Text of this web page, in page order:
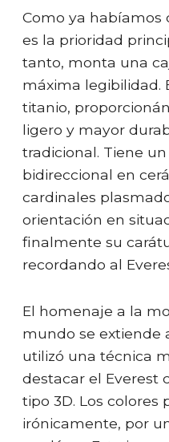
Como ya habíamos
es la prioridad
tanto, monta una
máxima legibilidad.
titanio,
ligero y mayor
tradicional. Tiene
bidireccional en
cardinales
orientación en
finalmente su
recordando al
El homenaje a la
mundo se extiende
utilizó una técnica
destacar el Everest
tipo 3D. Los colores
irónicamente, por